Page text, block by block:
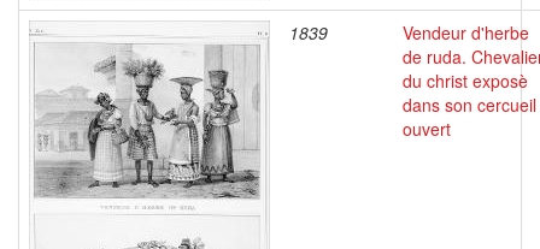
1839
Vendeur d'herbe
de ruda.
du christ exposè
dans son cercueil
ouvert